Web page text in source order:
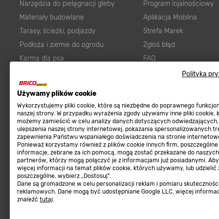
Polityka
Używamy plików cookie
Wykorzystujemy pliki cookie, które są niezbędne do poprawnego
naszej strony. W przypadku wyrażenia zgody używamy inne pliki cookie,
możemy zamieścić w celu analizy danych dotyczących odwiedzających,
ulepszenia naszej strony internetowej, pokazania spersonalizowanych
zapewnienia Państwu wspaniałego doświadczenia na stronie
Ponieważ korzystamy również z plików cookie innych firm, poszczególne
informacje, zebrane za ich pomocą, mogą zostać przekazane do naszych
partnerów, którzy mogą połączyć je z informacjami już posiadanymi.
więcej informacji na temat plików cookie, których używamy, lub udzielić
poszczególne, wybierz „Dostosuj”.
Dane są gromadzone w celu personalizacji reklam i pomiaru
reklamowych. Dane mogą być udostępniane Google LLC, więcej
znaleźć tutaj.
Narzędzia do pielęgnacji gleby
Materiały budowlane
Tarasy, ścieżki, podjazdy
Podłoża i ziemie do ogrodu
Karma dla psa
Farby wewnętrzne białe
Elektryka
Panele
Elektronarzędzia
Płytki
Panele podłogowe
Płyty OSB/HDF
Grabie do ogrodu
Program lojalnościowy
Aplikacja Mobilna
Strefa Marek
Zgłoś błąd
FAQ
Prawny obowiązek
Regulaminy
Regulaminy
Polityka prywatności